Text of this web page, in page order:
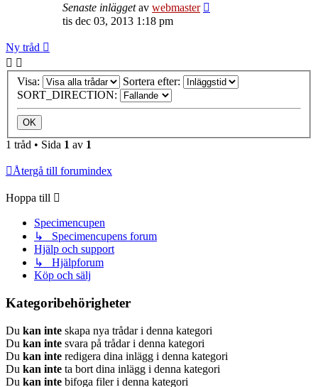
Senaste inläggetav webmaster
tis dec 03, 2013 1:18 pm
Ny tråd
Visa:
Sortera efter:
SORT_DIRECTION:
1 tråd • Sida 1 av 1
Återgå till forumindex
Hoppa till
Specimencupen
↳ Specimencupens forum
Hjälp och support
↳ Hjälpforum
Köp och sälj
Kategoribehörigheter
Du kan inte skapa nya trådar i denna kategori
Du kan inte svara på trådar i denna kategori
Du kan inte redigera dina inlägg i denna kategori
Du kan inte ta bort dina inlägg i denna kategori
Du kan inte bifoga filer i denna kategori